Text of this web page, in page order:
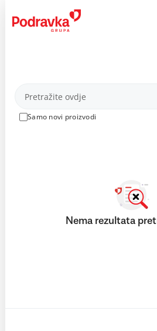
content
Proizvodi
Samo novi proizvodi
Nema rezultata